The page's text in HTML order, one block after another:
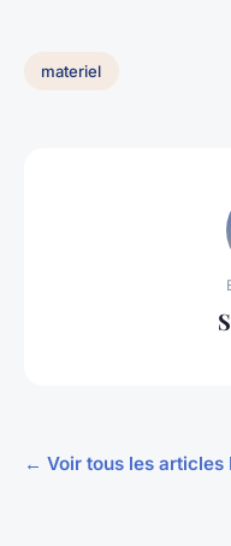
materiel
← Voir tous les articles